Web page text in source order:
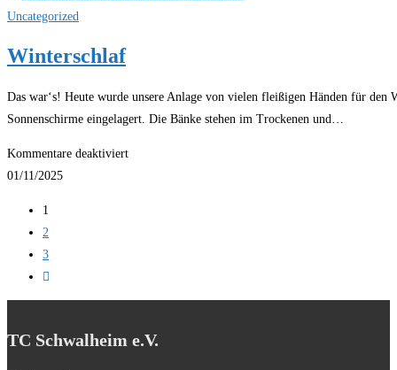
Uncategorized
Winterschlaf
Das war‘s! Heute wurde unsere Anlage von vielen fleißigen Händen für
Sonnenschirme eingelagert. Die Bänke stehen im Trockenen und…
Kommentare deaktiviertfür
01/11/2025
1
2
3
Zur
nächsten
TC Schwalheim e.V.